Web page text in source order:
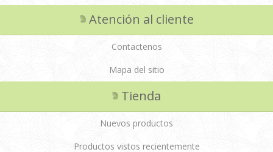
Atención al cliente
Contactenos
Mapa del sitio
Tienda
Nuevos productos
Productos vistos recientemente